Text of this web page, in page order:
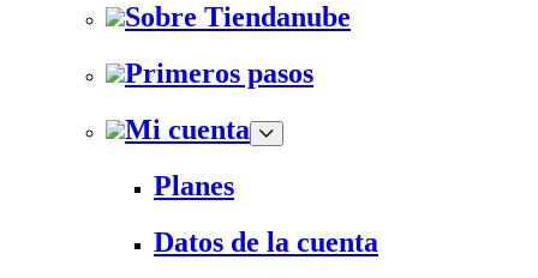
Sobre Tiendanube
Primeros pasos
Mi cuenta
Planes
Datos de la cuenta